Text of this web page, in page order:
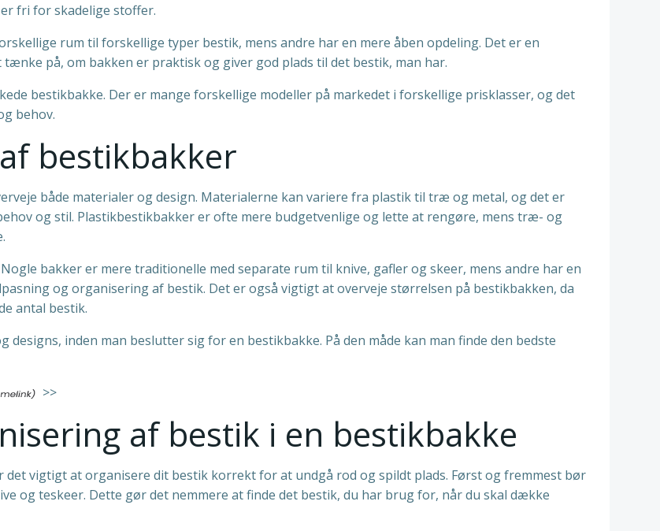
fri for skadelige stoffer.
rum til forskellige typer bestik, mens andre har en mere åben opdeling. Det er en
på, om bakken er praktisk og giver god plads til det bestik, man har.
bestikbakke. Der er mange forskellige modeller på markedet i forskellige prisklasser, og det
behov.
bestikbakker
både materialer og design. Materialerne kan variere fra plastik til træ og metal, og det er
og stil. Plastikbestikbakker er ofte mere budgetvenlige og lette at rengøre, mens træ- og
bakker er mere traditionelle med separate rum til knive, gafler og skeer, mens andre har en
og organisering af bestik. Det er også vigtigt at overveje størrelsen på bestikbakken, da
antal bestik.
inden man beslutter sig for en bestikbakke. På den måde kan man finde den bedste
>>
af bestik i en bestikbakke
vigtigt at organisere dit bestik korrekt for at undgå rod og spildt plads. Først og fremmest bør
og teskeer. Dette gør det nemmere at finde det bestik, du har brug for, når du skal dække